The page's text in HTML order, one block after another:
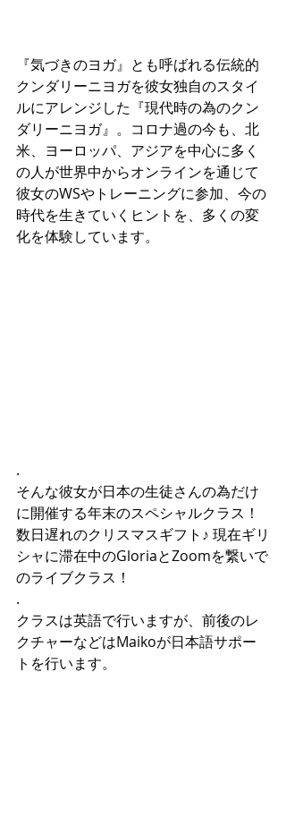
『気づきのヨガ』とも呼ばれる伝統的
クンダリーニヨガを彼女独自のスタイ
ルにアレンジした『現代時の為のクン
ダリーニヨガ』。コロナ過の今も、北
米、ヨーロッパ、アジアを中心に多く
の人が世界中からオンラインを通じて
彼女のWSやトレーニングに参加、今の
時代を生きていくヒントを、多くの変
化を体験しています。
.
そんな彼女が日本の生徒さんの為だけ
に開催する年末のスペシャルクラス！
数日遅れのクリスマスギフト♪ 現在ギリ
シャに滞在中のGloriaとZoomを繋いで
のライブクラス！
.
クラスは英語で行いますが、前後のレ
クチャーなどはMaikoが日本語サポー
トを行います。